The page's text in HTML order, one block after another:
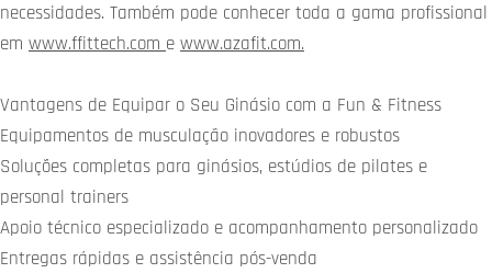
necessidades. Também pode conhecer toda a gama profissional
em www.ffittech.com e www.azafit.com.
Vantagens de Equipar o Seu Ginásio com a Fun & Fitness
Equipamentos de musculação inovadores e robustos
Soluções completas para ginásios, estúdios de pilates e
personal trainers
Apoio técnico especializado e acompanhamento personalizado
Entregas rápidas e assistência pós-venda